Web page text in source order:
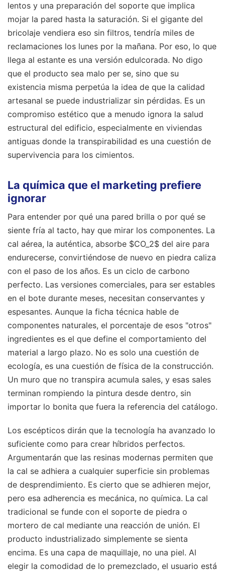
lentos y una preparación del soporte que implica
mojar la pared hasta la saturación. Si el gigante del
bricolaje vendiera eso sin filtros, tendría miles de
reclamaciones los lunes por la mañana. Por eso, lo que
llega al estante es una versión edulcorada. No digo
que el producto sea malo per se, sino que su
existencia misma perpetúa la idea de que la calidad
artesanal se puede industrializar sin pérdidas. Es un
compromiso estético que a menudo ignora la salud
estructural del edificio, especialmente en viviendas
antiguas donde la transpirabilidad es una cuestión de
supervivencia para los cimientos.
La química que el marketing prefiere
ignorar
Para entender por qué una pared brilla o por qué se
siente fría al tacto, hay que mirar los componentes. La
cal aérea, la auténtica, absorbe $CO_2$ del aire para
endurecerse, convirtiéndose de nuevo en piedra caliza
con el paso de los años. Es un ciclo de carbono
perfecto. Las versiones comerciales, para ser estables
en el bote durante meses, necesitan conservantes y
espesantes. Aunque la ficha técnica hable de
componentes naturales, el porcentaje de esos "otros"
ingredientes es el que define el comportamiento del
material a largo plazo. No es solo una cuestión de
ecología, es una cuestión de física de la construcción.
Un muro que no transpira acumula sales, y esas sales
terminan rompiendo la pintura desde dentro, sin
importar lo bonita que fuera la referencia del catálogo.
Los escépticos dirán que la tecnología ha avanzado lo
suficiente como para crear híbridos perfectos.
Argumentarán que las resinas modernas permiten que
la cal se adhiera a cualquier superficie sin problemas
de desprendimiento. Es cierto que se adhieren mejor,
pero esa adherencia es mecánica, no química. La cal
tradicional se funde con el soporte de piedra o
mortero de cal mediante una reacción de unión. El
producto industrializado simplemente se sienta
encima. Es una capa de maquillaje, no una piel. Al
elegir la comodidad de lo premezclado, el usuario está